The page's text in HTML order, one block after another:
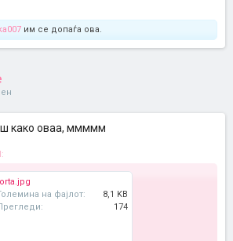
им се допаѓа ова.
како оваа, ммммм
на фајлот:
8,1 KB
174